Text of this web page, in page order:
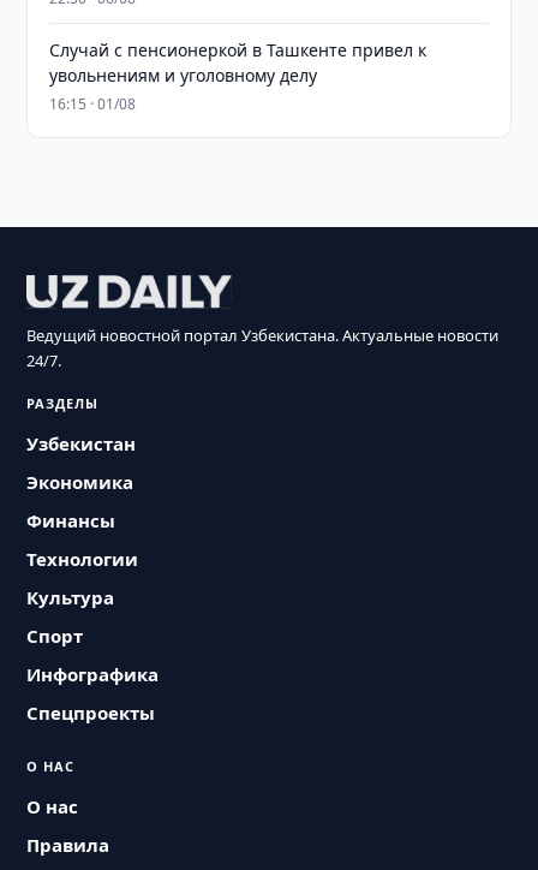
Случай с пенсионеркой в Ташкенте привел к
увольнениям и уголовному делу
16:15 · 01/08
Ведущий новостной портал Узбекистана. Актуальные новости
24/7.
РАЗДЕЛЫ
Узбекистан
Экономика
Финансы
Технологии
Культура
Спорт
Инфографика
Спецпроекты
О НАС
О нас
Правила